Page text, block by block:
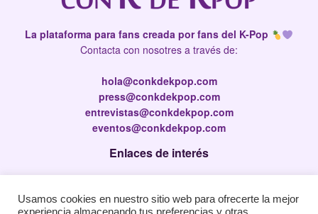
La plataforma para fans creada por fans del K-Pop
Contacta con nosotres a través de:
hola@conkdekpop.com
press@conkdekpop.com
entrevistas@conkdekpop.com
eventos@conkdekpop.com
Enlaces de interés
Política de privacidad
Usamos cookies en nuestro sitio web para ofrecerte la mejor